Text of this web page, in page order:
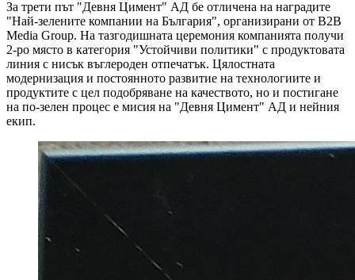
За трети път "Девня Цимент" АД бе отличена на наградите
"Най-зелените компании на България", организирани от B2B
Media Group. На тазгодишната церемония компанията получи
2-ро място в категория "Устойчиви политики" с продуктовата
линия с нисък въглероден отпечатък. Цялостната
модернизация и постоянното развитие на технологиите и
продуктите с цел подобряване на качеството, но и постигане
на по-зелен процес е мисия на "Девня Цимент" АД и нейния
екип.